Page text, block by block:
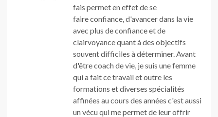
fais permet en effet de se
faire confiance, d'avancer dans la vie
avec plus de confiance et de
clairvoyance quant à des objectifs
souvent difficiles à déterminer. Avant
d'être coach de vie, je suis une femme
qui a fait ce travail et outre les
formations et diverses spécialités
affinées au cours des années c'est aussi
un vécu qui me permet de leur offrir